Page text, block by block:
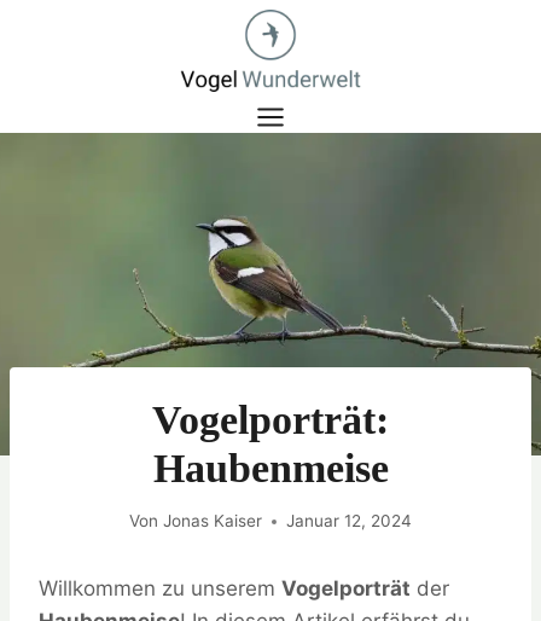
Vogelporträt:
Haubenmeise
Von Jonas Kaiser Januar 12, 2024
Willkommen zu unserem Vogelporträt der